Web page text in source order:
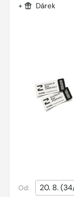
+ Dárek
Od: